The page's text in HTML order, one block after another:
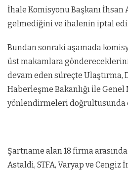
İhale Komisyonu Başkanı İhsan
gelmediğini ve ihalenin iptal
Bundan sonraki aşamada
üst makamlara
devam eden süreçte Ulaştırma,
Haberleşme Bakanlığı ile
yönlendirmeleri doğrultusunda
Şartname alan 18 firma
Astaldi, STFA, Varyap ve Cengiz